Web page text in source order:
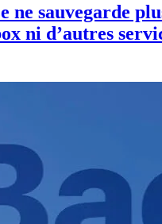
ne sauvegarde
ni d’autres